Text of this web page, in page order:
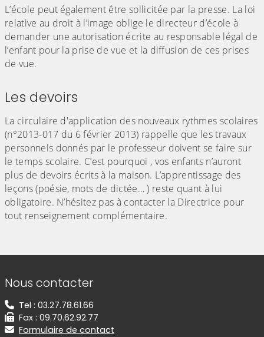
L’école peut également être sollicitée par la presse. La loi
relative au droit à l’image oblige le directeur d’école à
demander une autorisation écrite au responsable légal de
l’enfant pour la prise de vue et la diffusion de ces prises
de vue.
Les devoirs
La circulaire d'application des nouveaux rythmes scolaires
(n°2013-017 du 6 février 2013) rappelle que les travaux
personnels donnés par le professeur doivent se faire sur
le temps scolaire. C’est pourquoi , vos enfants n’auront
plus de devoirs écrits à la maison. L’apprentissage des
leçons (poésie, mots de dictée… ) reste quant à lui
obligatoire. N’hésitez pas à contacter la Directrice pour
tout renseignement complémentaire.
Informations de contact
Nous contacter
Tel : 03.27.78.61.66
Fax : 09.70.62.92.77
Formulaire de contact